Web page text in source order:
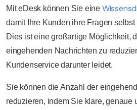
Mit eDesk können Sie eine
damit Ihre Kunden ihre Fragen
Dies ist eine großartige Möglichkeit,
eingehenden Nachrichten zu
Kundenservice darunter leidet.
Sie können die Anzahl der
reduzieren, indem Sie klare, genaue